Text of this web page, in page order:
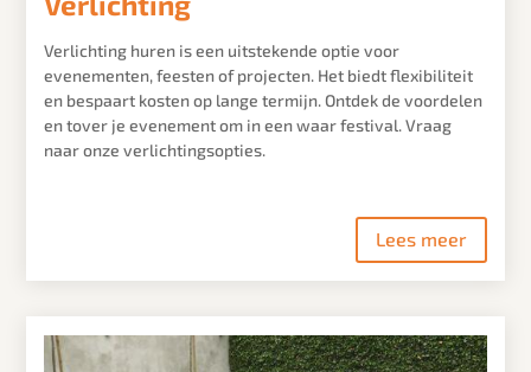
Verlichting huren is een uitstekende optie voor
evenementen, feesten of projecten. Het biedt flexibiliteit
en bespaart kosten op lange termijn. Ontdek de voordelen
en tover je evenement om in een waar festival. Vraag
naar onze verlichtingsopties.
Lees meer